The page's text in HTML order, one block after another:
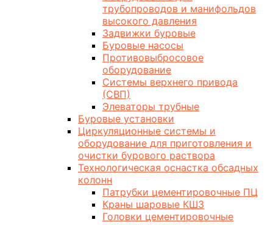
трубопроводов и манифольдов
высокого давления
Задвижки буровые
Буровые насосы
Противовыбросовое
оборудование
Системы верхнего привода
(СВП)
Элеваторы трубные
Буровые установки
Циркуляционные системы и
оборудование для приготовления и
очистки бурового раствора
Технологическая оснастка обсадных
колонн
Патрубки цементировочные ПЦ
Краны шаровые КШЗ
Головки цементировочные